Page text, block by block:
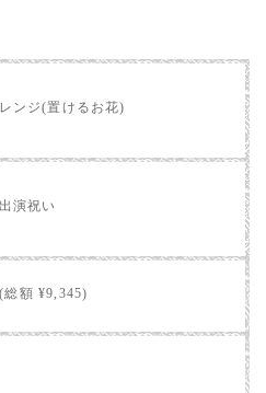
ンジ(置けるお花)
演祝い
総額 ¥9,345)